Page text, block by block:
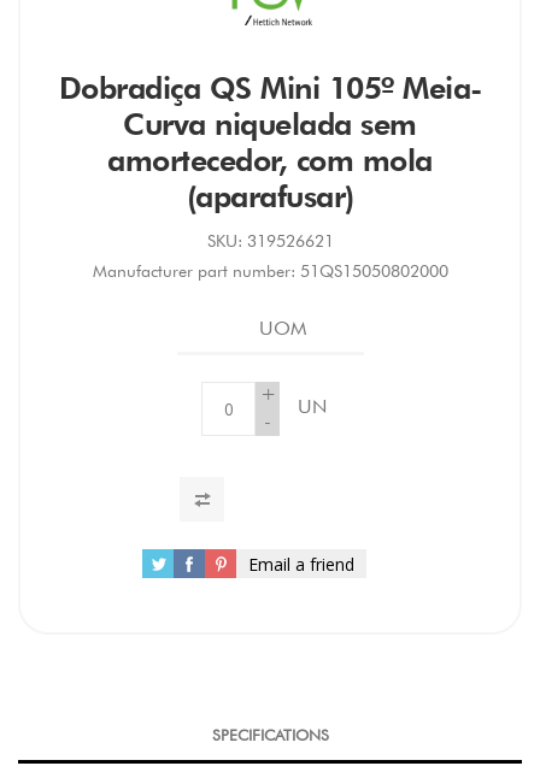
Dobradiça QS Mini 105º Meia-
Curva niquelada sem
amortecedor, com mola
(aparafusar)
SKU: 319526621
Manufacturer part number: 51QS15050802000
UOM
+
-
UN
Email a friend
SPECIFICATIONS